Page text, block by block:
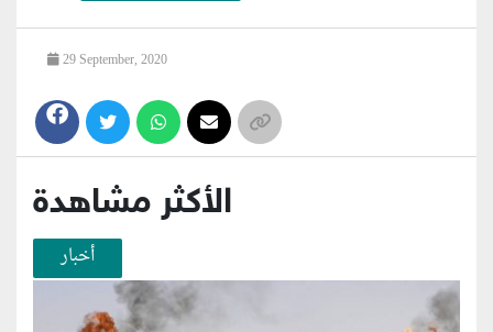
29 September, 2020
الأكثر مشاهدة
أخبار